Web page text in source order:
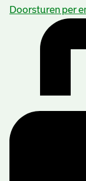
Doorsturen per